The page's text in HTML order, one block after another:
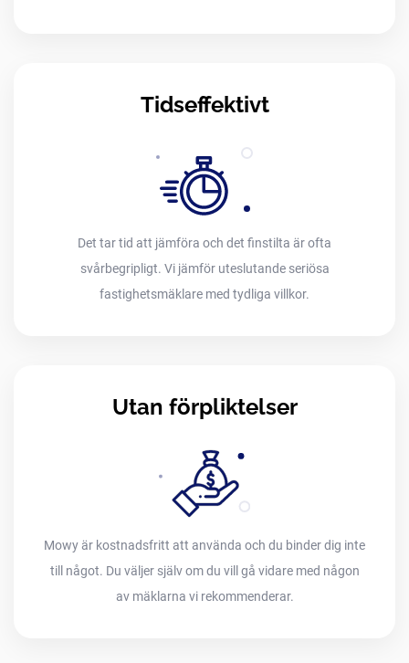
Tidseffektivt
Det tar tid att jämföra och det finstilta är ofta
svårbegripligt. Vi jämför uteslutande seriösa
fastighetsmäklare med tydliga villkor.
Utan förpliktelser
Mowy är kostnadsfritt att använda och du binder dig inte
till något. Du väljer själv om du vill gå vidare med någon
av mäklarna vi rekommenderar.